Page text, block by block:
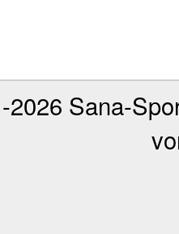
2026 Sana-